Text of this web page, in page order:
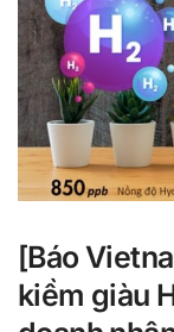
[Báo
kiềm giàu